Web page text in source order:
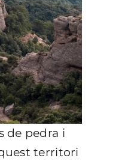
de pedra i
territori